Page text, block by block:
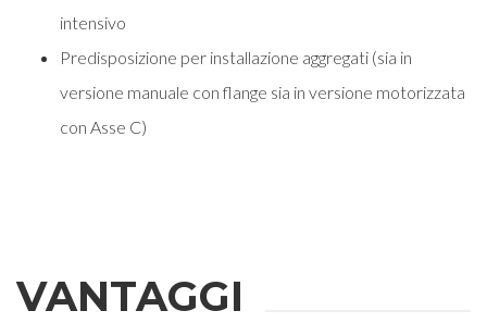
intensivo
Predisposizione per installazione aggregati (sia in
versione manuale con flange sia in versione motorizzata
con Asse C)
VANTAGGI